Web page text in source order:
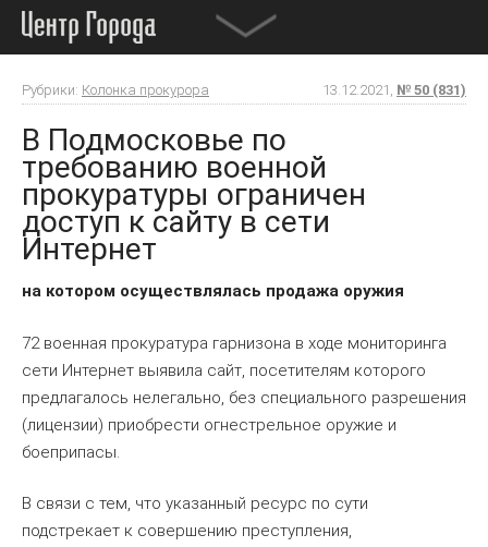
13.12.2021, № 50 (831)
Рубрики: Колонка прокурора
В Подмосковье по
требованию военной
прокуратуры ограничен
доступ к сайту в сети
Интернет
на котором осуществлялась продажа оружия
72 военная прокуратура гарнизона в ходе мониторинга
сети Интернет выявила сайт, посетителям которого
предлагалось нелегально, без специального разрешения
(лицензии) приобрести огнестрельное оружие и
боеприпасы.
В связи с тем, что указанный ресурс по сути
подстрекает к совершению преступления,